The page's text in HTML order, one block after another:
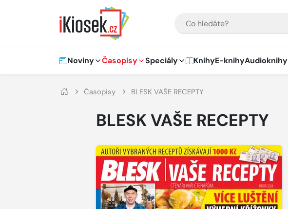
Hlavní navigace
Noviny Časopisy Speciály KnihyE-knihyAudioknihy
Časopisy BLESK VAŠE RECEPTY
BLESK VAŠE RECEPTY